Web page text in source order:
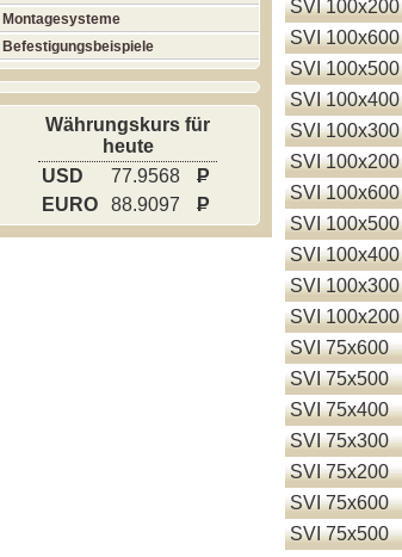
Montagesysteme
Befestigungsbeispiele
Währungskurs für
heute
USD
77.9568
P
EURO
88.9097 P
SVI 100x200
SVI 100x600
SVI 100x500
SVI 100x400
SVI 100x300
SVI 100x200
SVI 100x600
SVI 100x500
SVI 100x400
SVI 100x300
SVI 100x200
SVI 75x600
SVI 75x500
SVI 75x400
SVI 75x300
SVI 75x200
SVI 75x600
SVI 75x500